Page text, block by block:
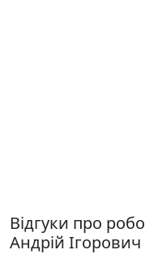
Відгуки про
Андрій Ігорович